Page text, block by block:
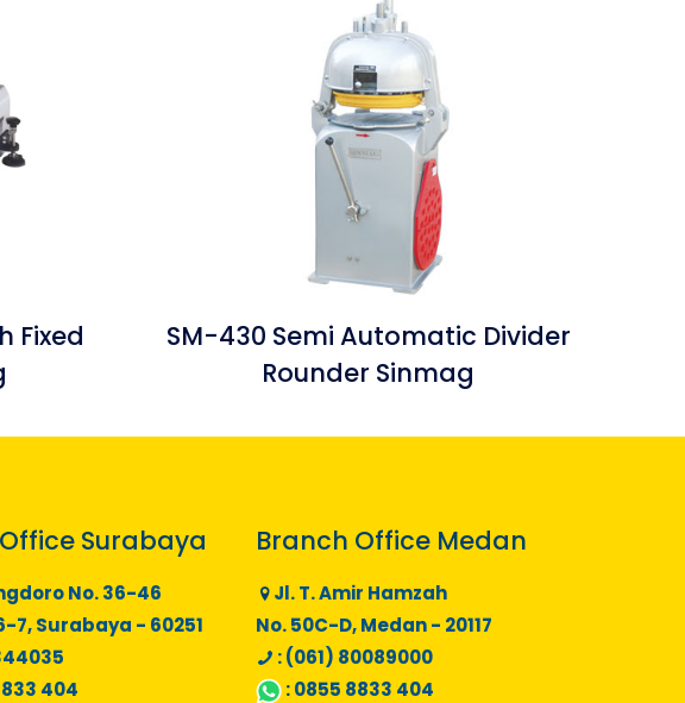
Fixed
SM-430 Semi Automatic Divider
Rounder Sinmag
Surabaya
No. 36-46
7, Surabaya - 60251
404
Branch Office Medan
Jl. T. Amir Hamzah
No. 50C-D, Medan - 20117
: (061) 80089000
:0855 8833 404